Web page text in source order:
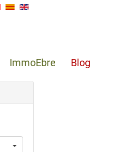
ImmoEbre Blog